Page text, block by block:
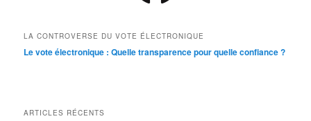
LA CONTROVERSE DU VOTE ÉLECTRONIQUE
Le vote électronique : Quelle transparence pour quelle confiance ?
ARTICLES RÉCENTS